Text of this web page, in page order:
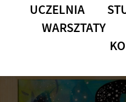
UCZELNIA
WARSZTATY